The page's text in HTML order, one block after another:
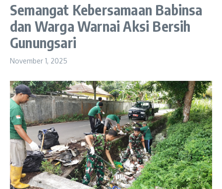
Semangat Kebersamaan Babinsa
dan Warga Warnai Aksi Bersih
Gunungsari
November 1, 2025